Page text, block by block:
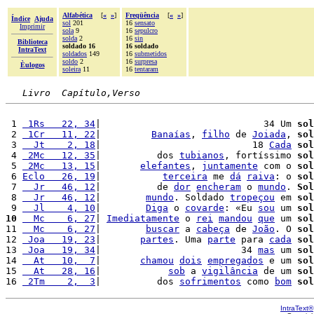
Índice
Ajuda
Imprimir
Biblioteca
IntraText
Èulogos
Alfabética [« »]
sol 201
sola 9
solda 2
soldado 16
soldados 149
soldo 2
soleira 11
Freqüência [« »]
16 sensato
16 sepulcro
16 sin
16 soldado
16 submetidos
16 surpresa
16 tentaram
Livro  Capítulo,Verso
1 1Rs   22, 34 |                             34 Um
2
1Cr   11, 22 Banaías , filho de Joiada ,
3
  Jt    2, 18
|                           18 Cada
4
2Mc   12, 35 |          dos tubianos , fortíssimo
5
2Mc   13, 15 elefantes , juntamente com o
6 Eclo   26, 19 terceira me dá raiva : o
7
  Jr   46, 12
|          de dor encheram o mundo .
8
  Jr   46, 12
mundo . Soldado tropeçou em
9
  Jl    4, 10
Diga o covarde : «Eu sou um
10
  Mc    6, 27
Imediatamente o rei mandou que um
11
  Mc    6, 27
buscar a cabeça de João . O
12
Joa   19, 23 partes . Uma parte para cada
13
Joa   19, 34 |                         34 mas um
14
  At   10,  7
chamou dois empregados e um
15
  At   28, 16
sob a vigilância de um
16
2Tm    2,  3 |          dos sofrimentos como bom
IntraText®